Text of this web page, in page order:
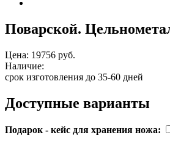
Поварской.
Цена: 19756 руб.
Наличие:
срок изготовления до 35-60 дней
Доступные варианты
Подарок - кейс для хранения ножа: